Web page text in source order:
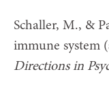
Schaller, M., &
immune system
Directions in